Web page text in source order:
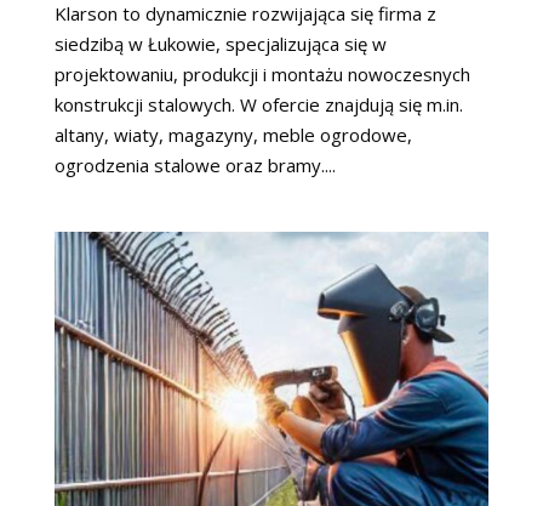
Klarson to dynamicznie rozwijająca się firma z
siedzibą w Łukowie, specjalizująca się w
projektowaniu, produkcji i montażu nowoczesnych
konstrukcji stalowych. W ofercie znajdują się m.in.
altany, wiaty, magazyny, meble ogrodowe,
ogrodzenia stalowe oraz bramy....